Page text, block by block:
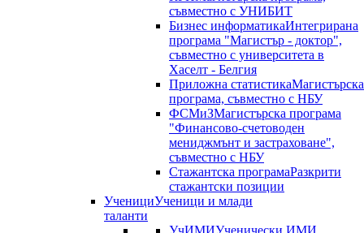
съвместно с УНИБИТ
Бизнес информатикаИнтегрирана
програма "Магистър - доктор",
съвместно с университета в
Хаселт - Белгия
Приложна статистикаМагистърска
програма, съвместно с НБУ
ФСМиЗМагистърска програма
"Финансово-счетоводен
мениджмънт и застраховане",
съвместно с НБУ
Стажантска програмаРазкрити
стажантски позиции
УченициУченици и млади
таланти
УчИМИУченически ИМИ